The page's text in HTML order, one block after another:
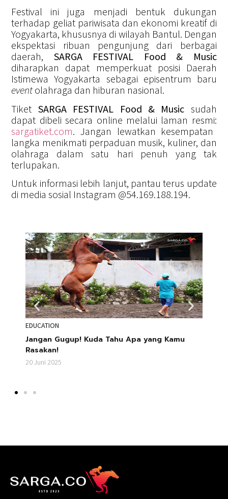
Festival ini juga menjadi bentuk dukungan
terhadap geliat pariwisata dan ekonomi kreatif di
Yogyakarta, khususnya di wilayah Bantul. Dengan
ekspektasi ribuan pengunjung dari berbagai
daerah, SARGA FESTIVAL Food & Music
diharapkan dapat memperkuat posisi Daerah
Istimewa Yogyakarta sebagai episentrum baru
eventolahraga dan hiburan nasional.
Tiket SARGA FESTIVAL Food & Music sudah
dapat dibeli secara online melalui laman resmi:
sargatiket.com. Jangan lewatkan kesempatan
langka menikmati perpaduan musik, kuliner, dan
olahraga dalam satu hari penuh yang tak
terlupakan.
Untuk informasi lebih lanjut, pantau terus update
di media sosial Instagram @54.169.188.194.
EDUCATION
Jangan Gugup! Kuda Tahu Apa yang Kamu
Rasakan!
20 Juni 2025